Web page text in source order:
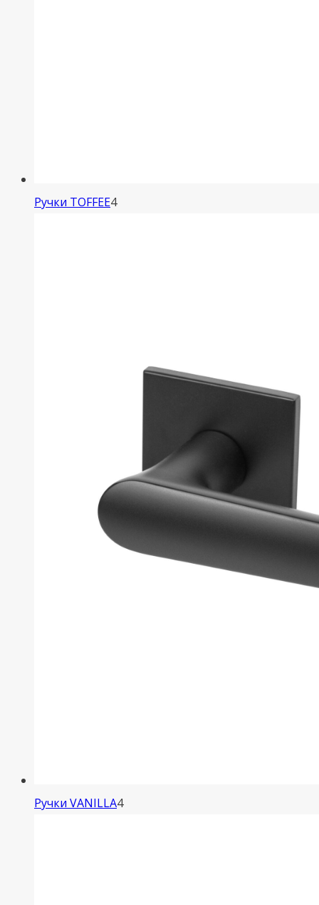
Ручки TOFFEE44
Ручки VANILLA44